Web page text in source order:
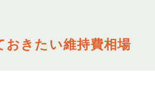
おきたい維持費相場